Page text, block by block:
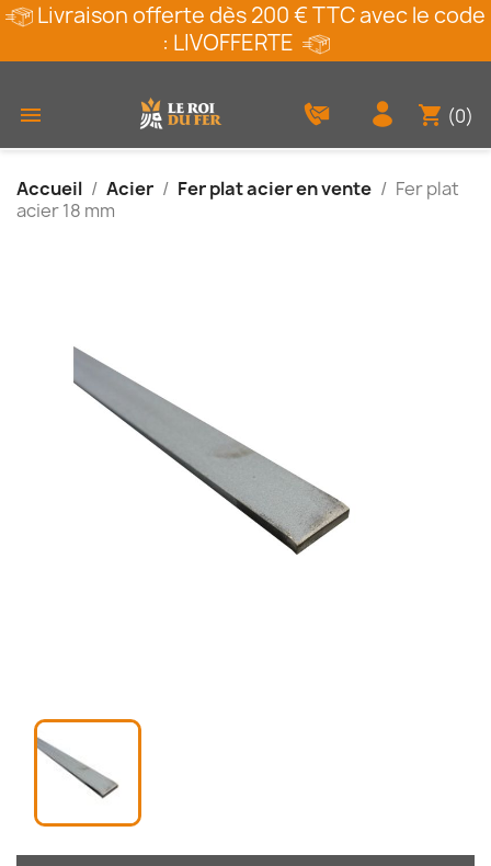
Livraison offerte dès 200 € TTC avec le code
: LIVOFFERTE
 shopping_cart (0)
Accueil Acier Fer plat acier en vente
Fer plat
acier 18 mm